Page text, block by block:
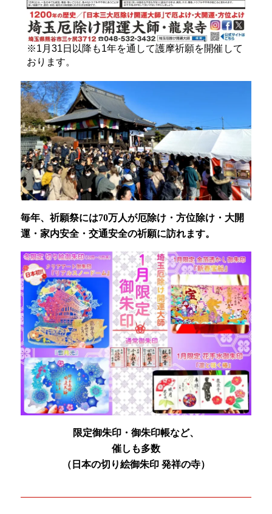
※1月31日以降も1年を通して護摩祈願を開催して
おります。
毎年、祈願祭には70万人が厄除け・方位除け・大開
運・家内安全・交通安全の祈願に訪れます。
限定御朱印・御朱印帳など、
催しも多数
（日本の切り絵御朱印 発祥の寺）